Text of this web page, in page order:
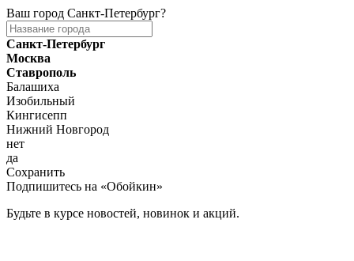
Ваш город Санкт-Петербург?
Санкт-Петербург
Москва
Ставрополь
Балашиха
Изобильный
Кингисепп
Нижний Новгород
нет
да
Сохранить
Подпишитесь на «Обойкин»
Будьте в курсе новостей, новинок и акций.